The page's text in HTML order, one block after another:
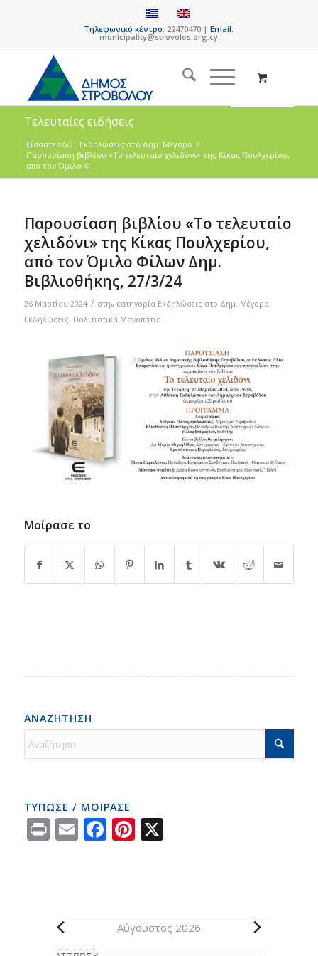
Τηλεφωνικό κέντρο: 22470470 |Email:
municipality@strovolos.org.cy
Τελευταίες ειδήσεις
Είσαστε εδώ: Eκδηλώσεις στο Δημ. Mέγαρο /
Παρουσίαση βιβλίου «Το τελευταίο χελιδόνι» της Κίκας Πουλχερίου,
από τον Όμιλο Φ...
Παρουσίαση βιβλίου «Το τελευταίο
χελιδόνι» της Κίκας Πουλχερίου,
από τον Όμιλο Φίλων Δημ.
Βιβλιοθήκης, 27/3/24
26 Μαρτίου 2024 / στην κατηγορία Eκδηλώσεις στο Δημ. Mέγαρο,
Εκδηλώσεις, Πολιτιστικά Μονοπάτια
Μοίρασε το
ΑΝΑΖΗΤΗΣΗ
ΤΥΠΩΣΕ / ΜΟΙΡΑΣΕ
PrintEmailFacebook
Pinterest
X
Αύγουστος 2026